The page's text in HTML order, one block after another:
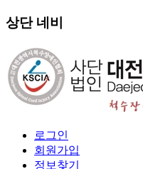
상단 네비
로그인
회원가입
정보찾기